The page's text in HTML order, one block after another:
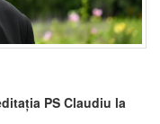
PS Claudiu la